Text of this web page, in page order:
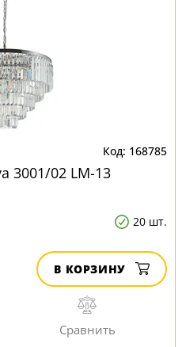
168785
3001/02 LM-13
20 шт.
В КОРЗИНУ